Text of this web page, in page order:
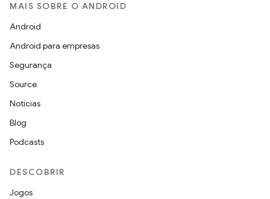
MAIS SOBRE O ANDROID
Android
Android para empresas
Segurança
Source
Notícias
Blog
Podcasts
DESCOBRIR
Jogos